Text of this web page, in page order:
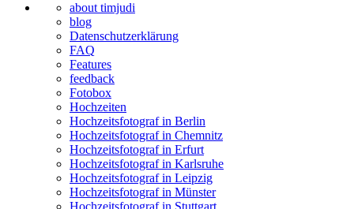
about timjudi
blog
Datenschutzerklärung
FAQ
Features
feedback
Fotobox
Hochzeiten
Hochzeitsfotograf in Berlin
Hochzeitsfotograf in Chemnitz
Hochzeitsfotograf in Erfurt
Hochzeitsfotograf in Karlsruhe
Hochzeitsfotograf in Leipzig
Hochzeitsfotograf in Münster
Hochzeitsfotograf in Stuttgart